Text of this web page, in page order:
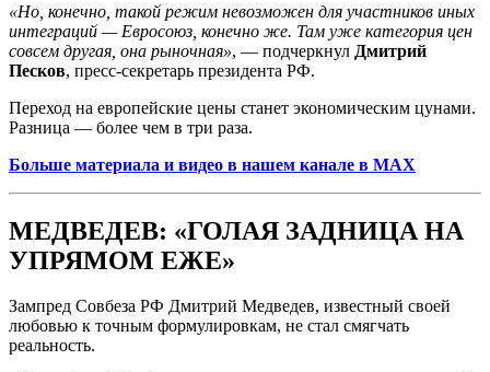
«Но, конечно, такой режим невозможен для участников иных
интеграций — Евросоюз, конечно же. Там уже категория цен
совсем другая, она рыночная», — подчеркнул Дмитрий
Песков, пресс-секретарь президента РФ.
Переход на европейские цены станет экономическим цунами.
Разница — более чем в три раза.
Больше материала и видео в нашем канале в MAX
МЕДВЕДЕВ: «ГОЛАЯ ЗАДНИЦА НА
УПРЯМОМ ЕЖЕ»
Зампред Совбеза РФ Дмитрий Медведев, известный своей
любовью к точным формулировкам, не стал смягчать
реальность.